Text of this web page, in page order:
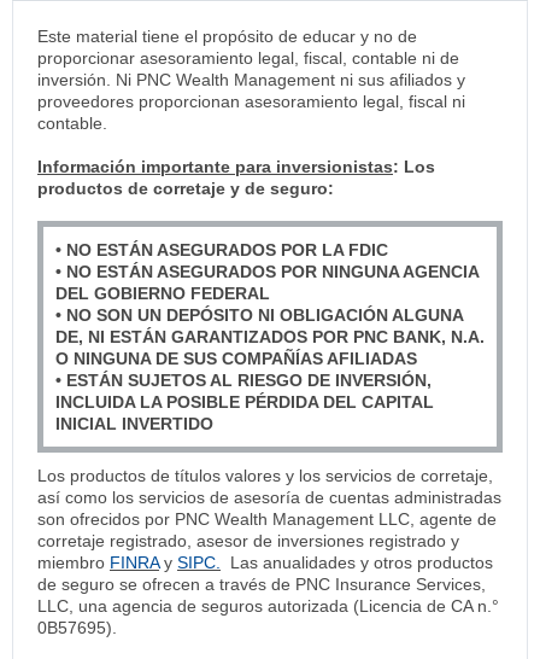
Este material tiene el propósito de educar y no de
proporcionar asesoramiento legal, fiscal, contable ni de
inversión. Ni PNC Wealth Management ni sus afiliados y
proveedores proporcionan asesoramiento legal, fiscal ni
contable.
Información importante para inversionistas: Los
productos de corretaje y de seguro:
• NO ESTÁN ASEGURADOS POR LA FDIC
• NO ESTÁN ASEGURADOS POR NINGUNA AGENCIA
DEL GOBIERNO FEDERAL
• NO SON UN DEPÓSITO NI OBLIGACIÓN ALGUNA
DE, NI ESTÁN GARANTIZADOS POR PNC BANK, N.A.
O NINGUNA DE SUS COMPAÑÍAS AFILIADAS
• ESTÁN SUJETOS AL RIESGO DE INVERSIÓN,
INCLUIDA LA POSIBLE PÉRDIDA DEL CAPITAL
INICIAL INVERTIDO
Los productos de títulos valores y los servicios de corretaje,
así como los servicios de asesoría de cuentas administradas
son ofrecidos por PNC Wealth Management LLC, agente de
corretaje registrado, asesor de inversiones registrado y
miembro FINRAy SIPC.
Las anualidades y otros productos
de seguro se ofrecen a través de PNC Insurance Services,
LLC, una agencia de seguros autorizada (Licencia de CA n.°
0B57695).